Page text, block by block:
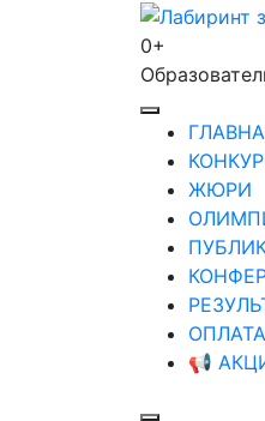
Лабиринт
0+
ЖЮРИ
ОПЛАТА
📢